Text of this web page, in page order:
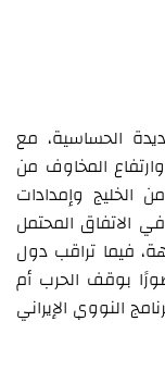
الحساسية، مع
المخاوف من
وإمدادات
الاتفاق المحتمل
فيما تراقب دول
بوقف الحرب أم
النووي الإيراني